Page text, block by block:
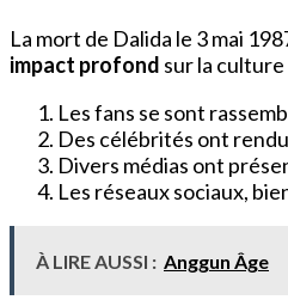
La mort de Dalida le 3 mai
impact profond sur la
Les fans se sont
Des célébrités ont
Divers médias ont
Les réseaux sociaux,
À LIRE AUSSI : Anggun Âge